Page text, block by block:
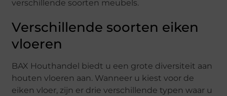
verschillende soorten meubels.
Verschillende soorten eiken
vloeren
BAX Houthandel biedt u een grote diversiteit aan
houten vloeren aan. Wanneer u kiest voor de
eiken vloer, zijn er drie verschillende typen waar u